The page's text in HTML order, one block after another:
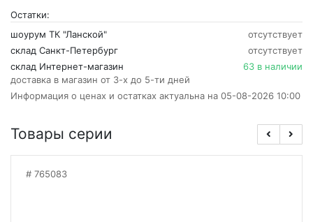
Остатки:
шоурум ТК "Ланской"
отсутствует
склад Санкт-Петербург
отсутствует
склад Интернет-магазин
63 в наличии
доставка в магазин от 3-х до 5-ти дней
Информация о ценах и остатках актуальна на 05-08-2026 10:00
Товары серии
765083